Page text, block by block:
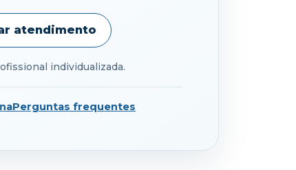
atendimento
individualizada.
Perguntas frequentes